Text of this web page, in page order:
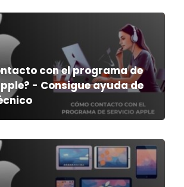
con el programa de
- Consigue ayuda de